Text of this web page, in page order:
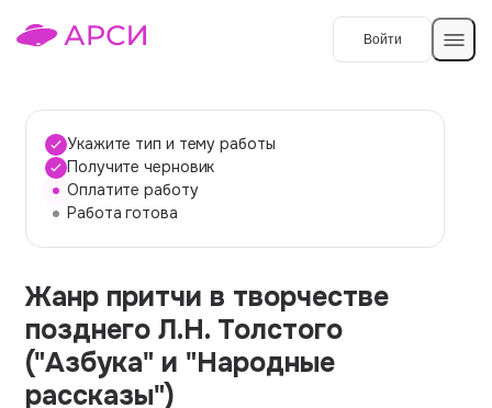
Войти
Темы работ
О сервисе
О компании
Наши гарантии
Порядок оплаты
Контакты
Укажите тип и тему работы
Получите черновик
Оплатите работу
Работа готова
Жанр притчи в творчестве
позднего Л.Н. Толстого
("Азбука" и "Народные
рассказы")